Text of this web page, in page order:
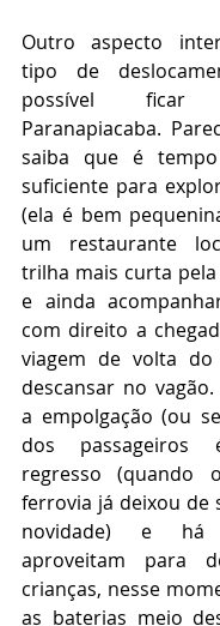
Outro aspecto
tipo de
possível
Paranapiacaba.
saiba que é
suficiente para
(ela é bem
um restaurante
trilha mais curta
e ainda
com direito a
viagem de volta
descansar no
a empolgação (ou
dos
regresso (quando
ferrovia já deixou de
novidade) e
aproveitam para
crianças, nesse
as baterias meio